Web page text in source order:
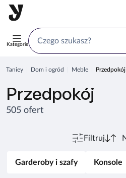
Kategorie
Taniey Dom i ogród Meble Przedpokój
Przedpokój
505 ofert
Filtruj
Garderoby i szafy Konsole